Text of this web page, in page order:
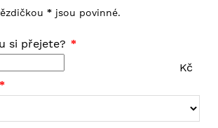
* jsou povinné.
si přejete?
Kč